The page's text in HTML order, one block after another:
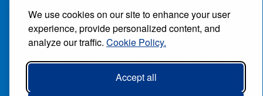
We use cookies on our site to enhance your user
experience, provide personalized content, and
analyze our traffic. Cookie Policy.
Accept all
Следуйте за нами:
ВСЕ ПРАВА ЗАЩИЩЕНЫ ®CARIBBEAN NEWS DIGITAL.
АВТОР:GRUPO EXCELENCIAS.